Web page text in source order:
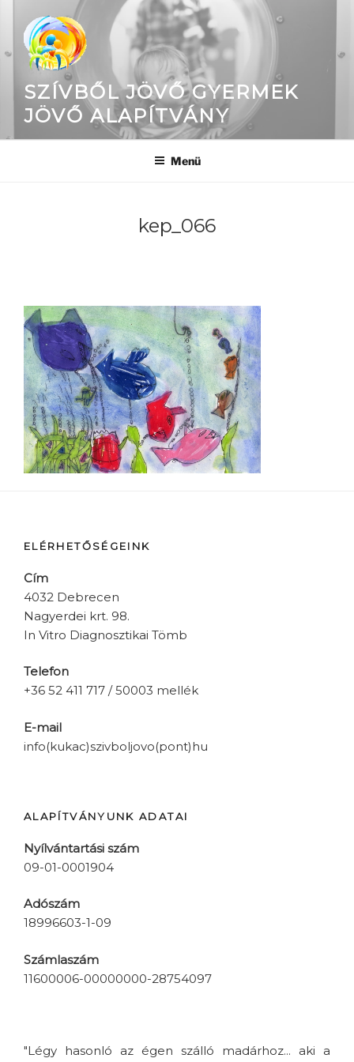
SZÍVBŐL JÖVŐ GYERMEK
JÖVŐ ALAPÍTVÁNY
Menü
kep_066
ELÉRHETŐSÉGEINK
Cím
4032 Debrecen
Nagyerdei krt. 98.
In Vitro Diagnosztikai Tömb
Telefon
+36 52 411 717 / 50003 mellék
E-mail
info(kukac)szivboljovo(pont)hu
ALAPÍTVÁNYUNK ADATAI
Nyílvántartási szám
09-01-0001904
Adószám
18996603-1-09
Számlaszám
11600006-00000000-28754097
"Légy hasonló az égen szálló madárhoz... aki a